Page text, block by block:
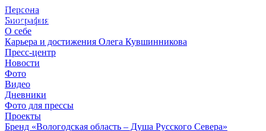
Персона
Биография
О себе
Карьера и достижения Олега Кувшинникова
Пресс-центр
Новости
Фото
Видео
Дневники
Фото для прессы
Проекты
Бренд «Вологодская область – Душа Русского Севера»
© 2012 - 2023,
КУВШИННИКОВ О.А.